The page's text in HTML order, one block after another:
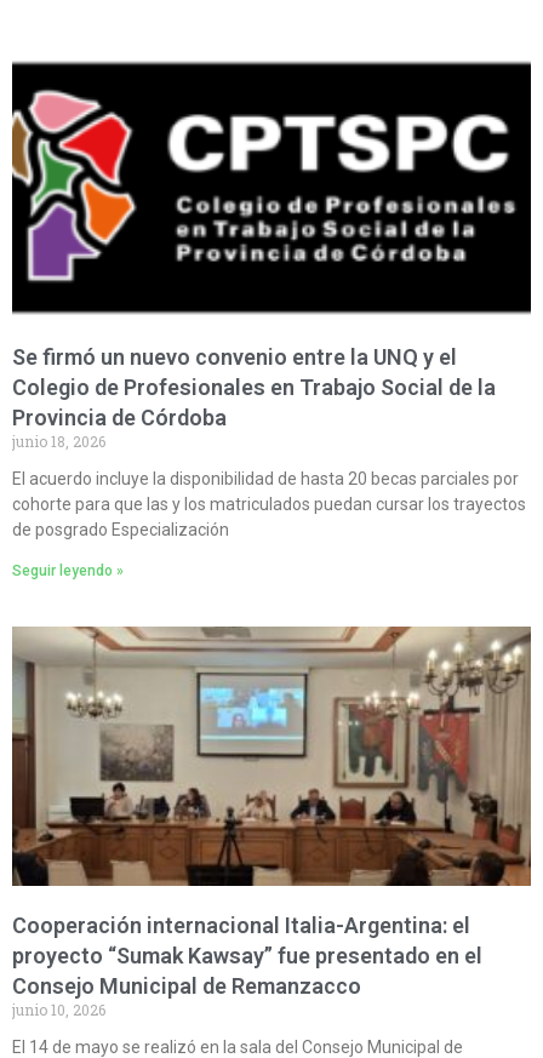
Se firmó un nuevo convenio entre la UNQ y el
Colegio de Profesionales en Trabajo Social de la
Provincia de Córdoba
junio 18, 2026
El acuerdo incluye la disponibilidad de hasta 20 becas parciales por
cohorte para que las y los matriculados puedan cursar los trayectos
de posgrado Especialización
Seguir leyendo »
Cooperación internacional Italia-Argentina: el
proyecto “Sumak Kawsay” fue presentado en el
Consejo Municipal de Remanzacco
junio 10, 2026
El 14 de mayo se realizó en la sala del Consejo Municipal de